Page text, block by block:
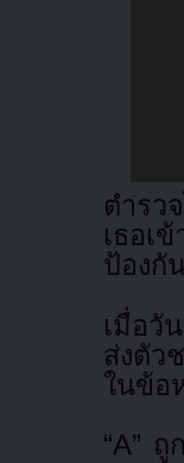
ตำรว
เธอเ
ป้องกั
เมื่อวั
ส่งตัว
ในข้อ
“A”